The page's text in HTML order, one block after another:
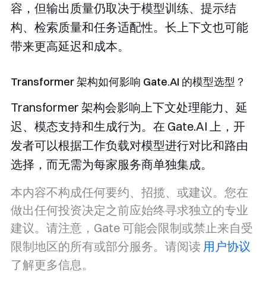
容，但输出质量仍取决于模型训练、提示结
构、检索质量和任务适配性。长上下文也可能
带来更高延迟和成本。
Transformer 架构如何影响 Gate.AI 的模型选型？
Transformer 架构会影响上下文处理能力、延
迟、模态支持和生成行为。在 Gate.AI 上，开
发者可以根据工作负载对模型进行对比和路由
选择，而无需为每家服务商单独集成。
本内容不构成任何要约、招揽、或建议。您在
做出任何投资决定之前应始终寻求独立的专业
建议。请注意，Gate 可能会限制或禁止来自受
限制地区的所有或部分服务。请阅读 用户协议
了解更多信息。